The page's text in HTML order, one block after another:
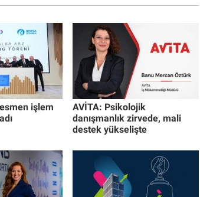
işlem
AVİTA: Psikolojik
danışmanlık zirvede, mali
destek yükselişte